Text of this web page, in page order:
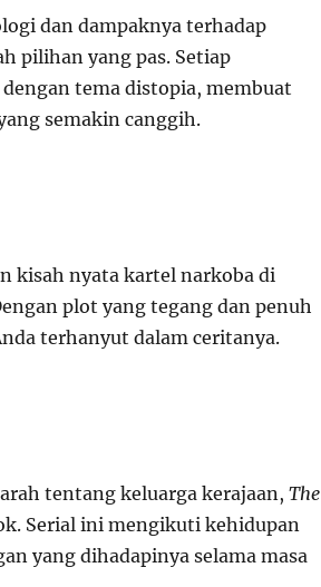
dan dampaknya terhadap
pilihan yang pas. Setiap
tema distopia, membuat
semakin canggih.
kisah nyata kartel narkoba di
plot yang tegang dan penuh
terhanyut dalam ceritanya.
tentang keluarga kerajaan, The
Serial ini mengikuti kehidupan
yang dihadapinya selama masa